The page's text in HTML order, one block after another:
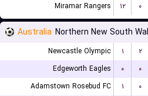
Miramar Rangers
۱۲ ۰
Australia Northern New South
Newcastle Olympic ۱ ۲
Edgeworth Eagles
۰ ۰
Adamstown Rosebud FC
۱ ۰